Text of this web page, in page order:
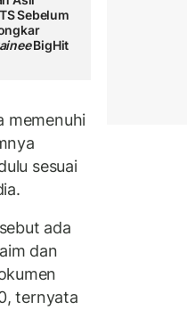
Sebelum
BigHit
memenuhi
sesuai
ada
dan
ternyata